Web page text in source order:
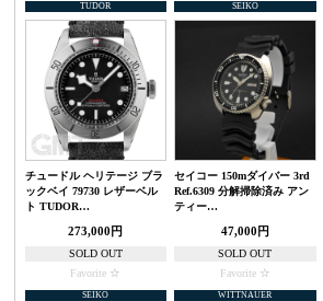
TUDOR
チュードル ヘリテージ ブラ
ックベイ 79730 レザーベル
ト TUDOR…
273,000円
SOLD OUT
Favorite
SEIKO
セイコー 150mダイバー 3rd
Ref.6309 分解掃除済み アン
ティー…
47,000円
SOLD OUT
Favorite
SEIKO WITTNAUER